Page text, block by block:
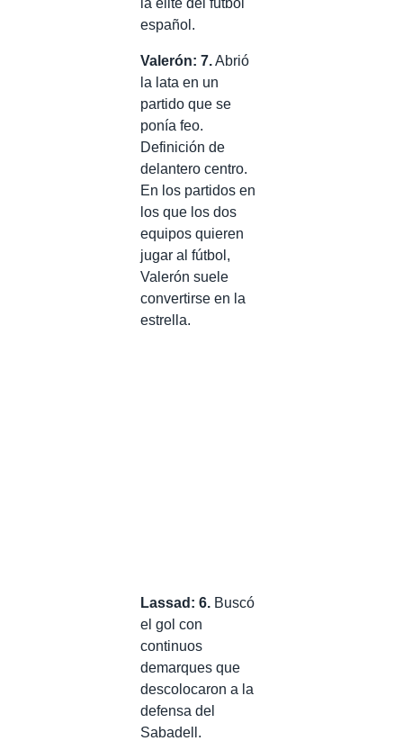
español.
Valerón: 7.Abrió
la lata en un
partido que se
ponía feo.
Definición de
delantero centro.
En los partidos en
los que los dos
equipos quieren
jugar al fútbol,
Valerón suele
convertirse en la
estrella.
Lassad: 6. Buscó
el gol con
continuos
demarques que
descolocaron a la
defensa del
Sabadell.